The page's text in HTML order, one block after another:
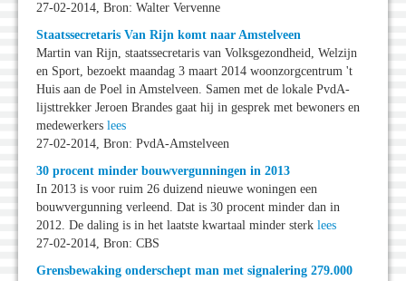
27-02-2014, Bron: Walter Vervenne
Staatssecretaris Van Rijn komt naar Amstelveen
Martin van Rijn, staatssecretaris van Volksgezondheid, Welzijn
en Sport, bezoekt maandag 3 maart 2014 woonzorgcentrum 't
Huis aan de Poel in Amstelveen. Samen met de lokale PvdA-
lijsttrekker Jeroen Brandes gaat hij in gesprek met bewoners en
medewerkers lees
27-02-2014, Bron: PvdA-Amstelveen
30 procent minder bouwvergunningen in 2013
In 2013 is voor ruim 26 duizend nieuwe woningen een
bouwvergunning verleend. Dat is 30 procent minder dan in
2012. De daling is in het laatste kwartaal minder sterk lees
27-02-2014, Bron: CBS
Grensbewaking onderschept man met signalering 279.000